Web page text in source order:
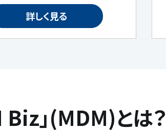
詳しく見る
」(MDM)とは？